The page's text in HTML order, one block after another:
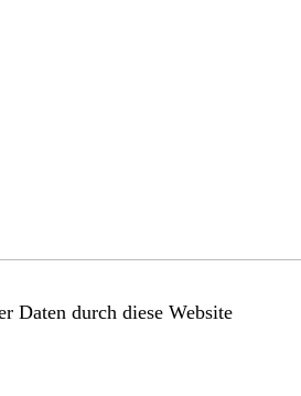
Daten durch diese Website